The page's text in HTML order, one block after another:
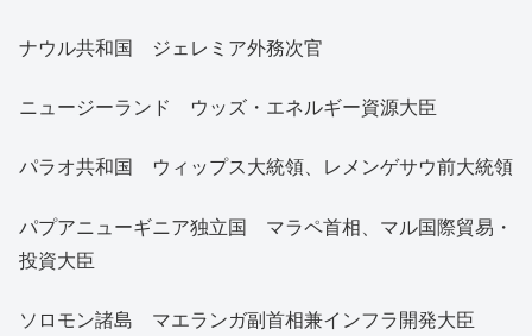
ナウル共和国 ジェレミア外務次官
ニュージーランド ウッズ・エネルギー資源大臣
パラオ共和国 ウィップス大統領、レメンゲサウ前大統領
パプアニューギニア独立国 マラペ首相、マル国際貿易・
投資大臣
ソロモン諸島 マエランガ副首相兼インフラ開発大臣